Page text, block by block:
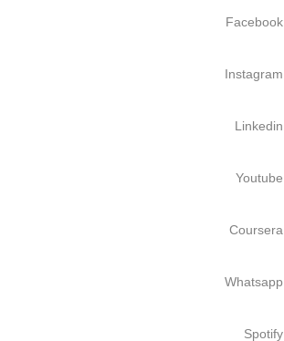
Facebook
Instagram
Linkedin
Youtube
Coursera
Whatsapp
Spotify